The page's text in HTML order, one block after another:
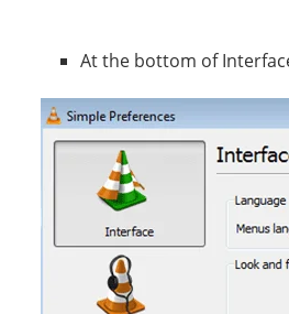
At the bottom of